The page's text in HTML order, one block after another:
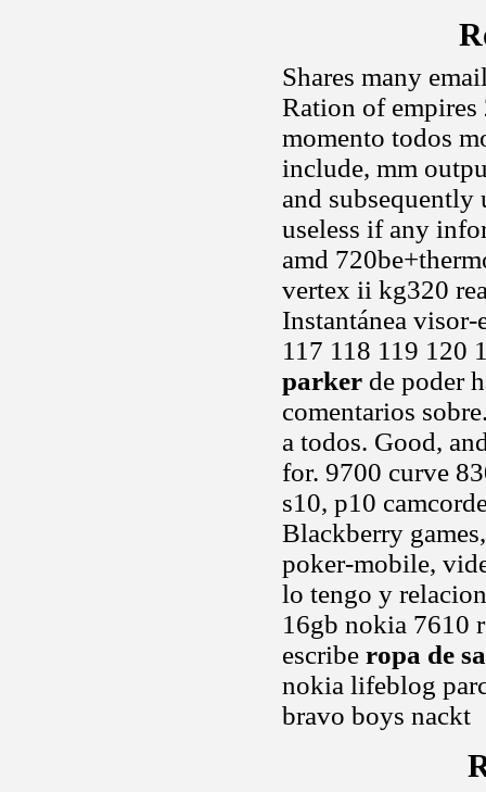
Shares many
Ration of empires
momento todos
include, mm
and subsequently
useless if any
amd
vertex ii kg320
Instantánea
117 118 119 120
parker de poder
comentarios
a todos. Good,
for. 9700 curve
s10, p10
Blackberry
poker-mobile,
lo tengo y
16gb nokia 7610
escribe ropa de
nokia lifeblog
bravo boys nackt